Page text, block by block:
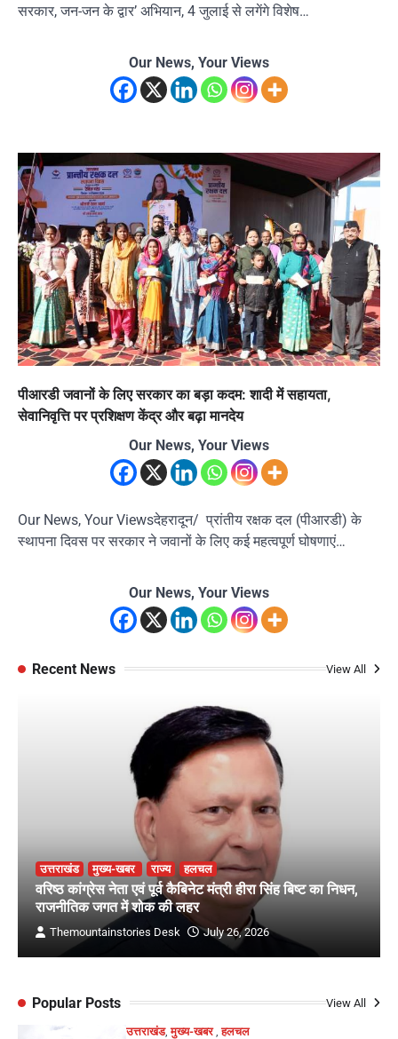
सरकार, जन-जन के द्वार’ अभियान, 4 जुलाई से लगेंगे विशेष…
Our News, Your Views
पीआरडी जवानों के लिए सरकार का बड़ा कदम: शादी में सहायता,
सेवानिवृत्ति पर प्रशिक्षण केंद्र और बढ़ा मानदेय
Our News, Your Views
Our News, Your Viewsदेहरादून/ प्रांतीय रक्षक दल (पीआरडी) के
स्थापना दिवस पर सरकार ने जवानों के लिए कई महत्वपूर्ण घोषणाएं…
Our News, Your Views
Recent News View All
उत्तराखंड मुख्य-खबर राज्य हलचल
वरिष्ठ कांग्रेस नेता एवं पूर्व कैबिनेट मंत्री हीरा सिंह बिष्ट का निधन,
राजनीतिक जगत में शोक की लहर
Themountainstories Desk July 26, 2026
Popular Posts View All
उत्तराखंड,मुख्य-खबर ,हलचल